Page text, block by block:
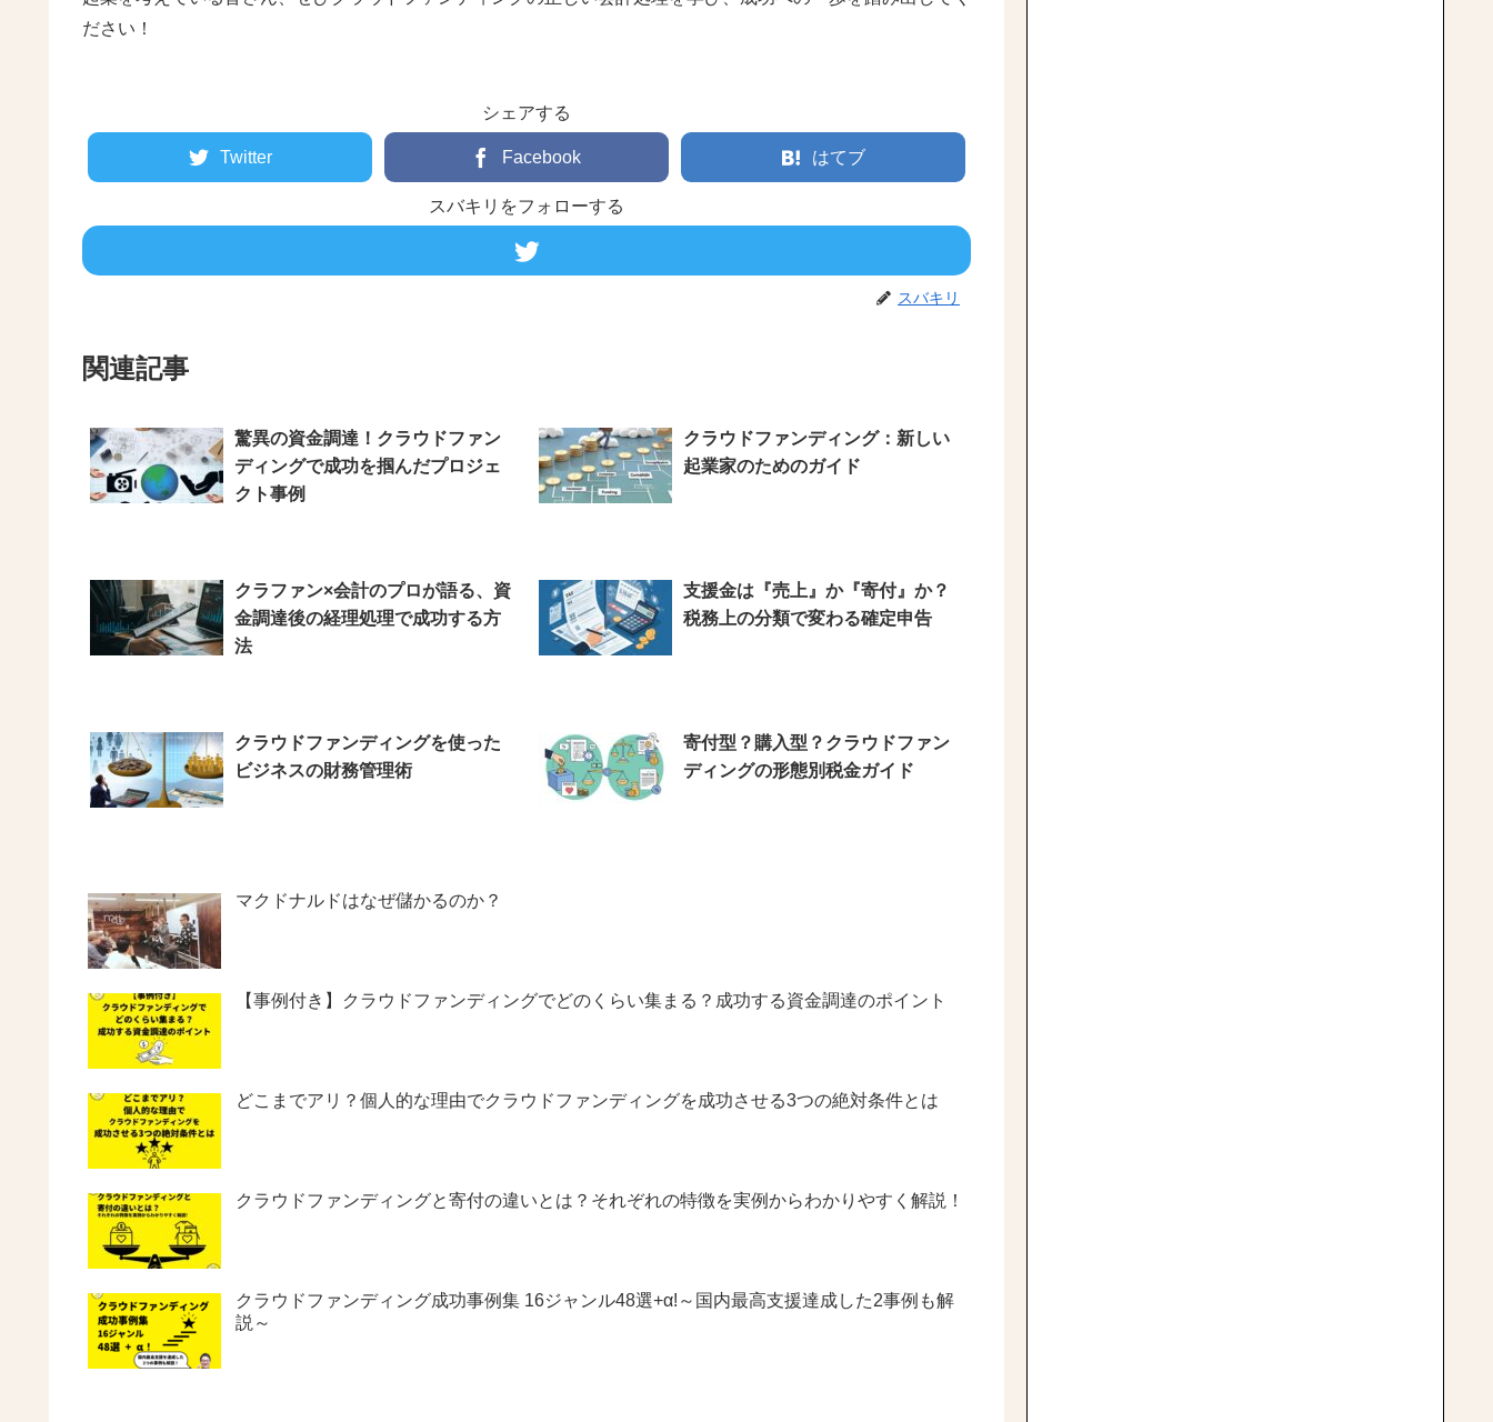
ださい！
シェアする
Twitter Facebook はてブ
スバキリをフォローする
スバキリ
関連記事
驚異の資金調達！クラウドファン
ディングで成功を掴んだプロジェ
クト事例
クラウドファンディング：新しい
起業家のためのガイド
クラファン×会計のプロが語る、資
金調達後の経理処理で成功する方
法
支援金は『売上』か『寄付』か？
税務上の分類で変わる確定申告
クラウドファンディングを使った
ビジネスの財務管理術
寄付型？購入型？クラウドファン
ディングの形態別税金ガイド
マクドナルドはなぜ儲かるのか？
【事例付き】クラウドファンディングでどのくらい集まる？成功する資金調達のポイント
どこまでアリ？個人的な理由でクラウドファンディングを成功させる3つの絶対条件とは
クラウドファンディングと寄付の違いとは？それぞれの特徴を実例からわかりやすく解説！
クラウドファンディング成功事例集 16ジャンル48選+α!～国内最高支援達成した2事例も解
説～